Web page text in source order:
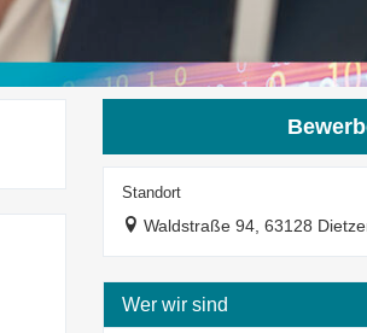
Standort
Waldstraße 94, 63128
Wer wir sind